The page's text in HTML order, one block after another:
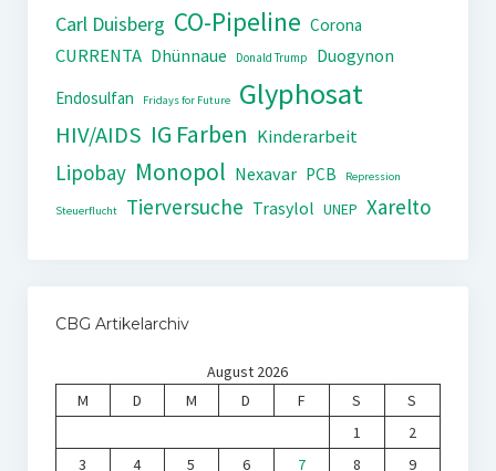
Carl Duisberg CO-Pipeline Corona
CURRENTA Dhünnaue Donald Trump
Duogynon
Endosulfan
Fridays for Future Glyphosat
HIV/AIDS IG Farben Kinderarbeit
Lipobay Monopol Nexavar PCB Repression
Steuerflucht Tierversuche Trasylol UNEP Xarelto
CBG Artikelarchiv
August 2026
M
D M D F S
S
1
2
3
4 5 6 7 8 9